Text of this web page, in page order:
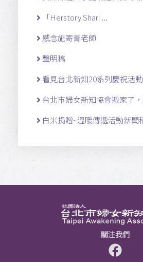
「Herstory Shari ...
感念施寄青老師
聲明稿
看見台北新知20系列慶祝活
台北市婦女新知協會搬家了
白米捐贈~溫暖傳遞活動新聞
關注我們